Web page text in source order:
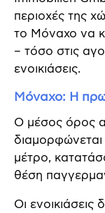
περιοχές της
το Μόναχο να
– τόσο στις
ενοικιάσεις.
Μόναχο: Η
Ο μέσος όρος
μέτρο,
θέση
Οι ενοικιάσεις